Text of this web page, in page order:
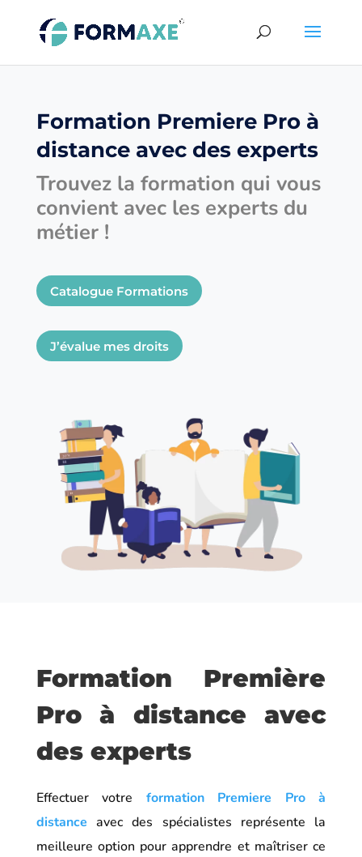
Formation Premiere Pro à
distance avec des experts
Trouvez la formation qui vous
convient avec les experts du
métier !
Catalogue Formations
J’évalue mes droits
Formation Première
Pro à distance avec
des experts
Effectuer votre formation Premiere Pro à
distance avec des spécialistes représente la
meilleure option pour apprendre et maîtriser ce